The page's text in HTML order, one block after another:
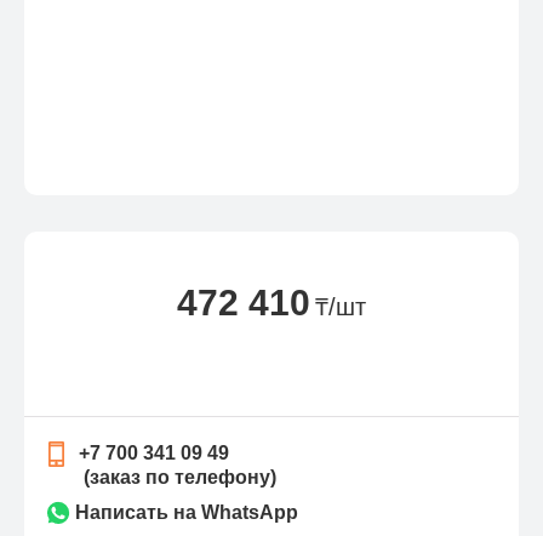
472 410 ₸/шт
+7 700 341 09 49
(заказ по телефону)
Написать на WhatsApp